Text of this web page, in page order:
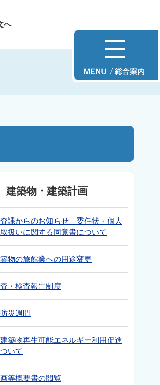
へ
建築物・建築計画
課からのお知らせ 委任状・個人
扱いに関する同意書について
物の旅館業への用途変更
・検査報告制度
災週間
築物再生可能エネルギー利用促進
いて
等概要書の閲覧